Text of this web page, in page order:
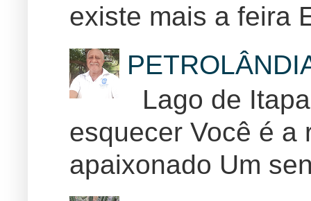
existe mais a feira
Lago de
esquecer Você é a
apaixonado Um